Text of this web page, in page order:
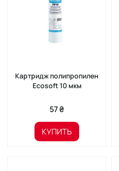
Картридж полипропилен
Ecosoft 10 мкм
57 ₴
КУПИТЬ